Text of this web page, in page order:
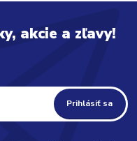
akcie a zľavy!
Prihlásiť sa